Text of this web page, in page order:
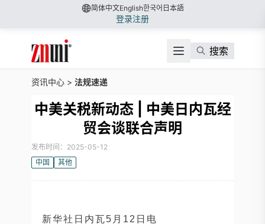
简体中文English한국어 日本語
登录注册
搜索
资讯中心 > 法规速递
中美关税新动态 | 中美日内瓦经
贸会谈联合声明
发布时间：2025-05-12
中国
其他
新华社日内瓦5月12日电